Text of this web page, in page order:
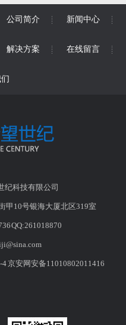
公司简介 新闻中心
解决方案 在线留言
纪科技有限公司
甲10号银海大厦北区319室
QQ:261018870
4京安网安备11010802011416